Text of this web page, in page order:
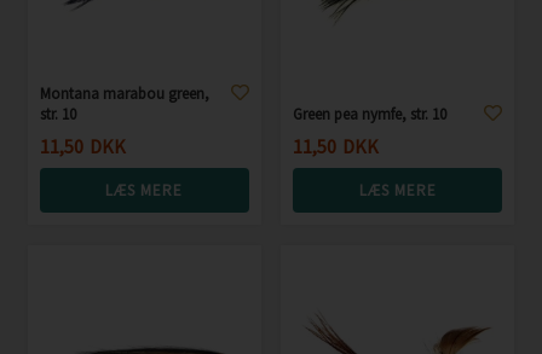
Montana marabou green,
str. 10
11,50 DKK
LÆS MERE
Green pea nymfe, str. 10
11,50 DKK
LÆS MERE